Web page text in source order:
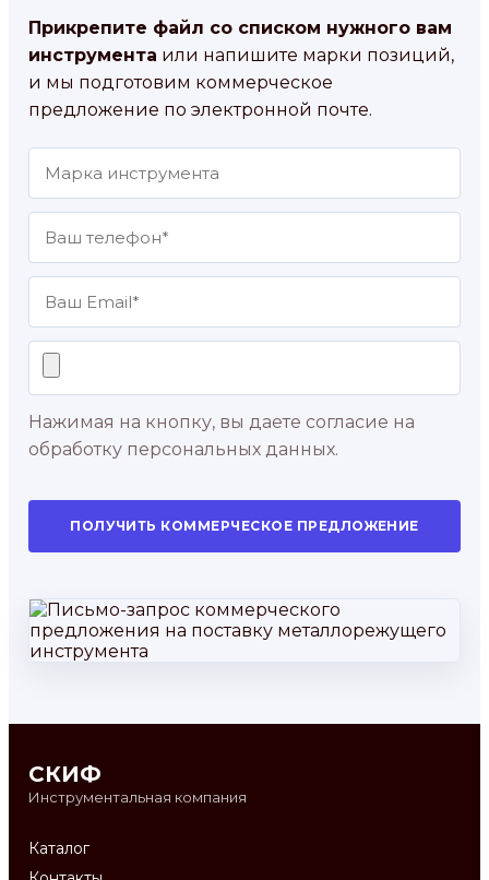
Прикрепите файл со списком нужного вам
инструмента или напишите марки позиций,
и мы подготовим коммерческое
предложение по электронной почте.
Нажимая на кнопку, вы даете согласие на
обработку персональных данных.
ПОЛУЧИТЬ КОММЕРЧЕСКОЕ ПРЕДЛОЖЕНИЕ
СКИФ
Инструментальная компания
Каталог